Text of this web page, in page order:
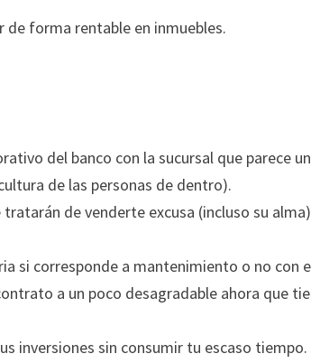
de forma rentable en inmuebles.
del banco con la sucursal que parece
de las personas de dentro).
de venderte excusa (incluso su alma)
si corresponde a mantenimiento o no con
a un poco desagradable ahora que
inversiones sin consumir tu escaso tiempo.